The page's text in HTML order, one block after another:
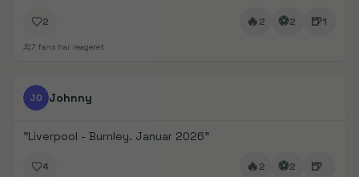
2 🔥2 ⚽2 🍺1
7 fans har reageret
FanDays bidrag
JO Johnny
"Liverpool - Burnley. Januar 2026"
4 🔥2 ⚽2 🍺